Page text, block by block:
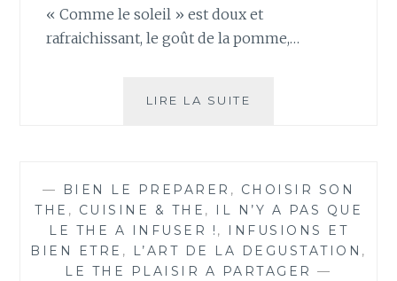
« Comme le soleil » est doux et
rafraichissant, le goût de la pomme,…
LIRE LA SUITE
— BIEN LE PREPARER , CHOISIR SON
THE , CUISINE & THE ,
IL N’Y A PAS QUE
LE THE A INFUSER ! ,
INFUSIONS ET
BIEN ETRE , L’ART DE LA DEGUSTATION ,
LE THE PLAISIR A PARTAGER —